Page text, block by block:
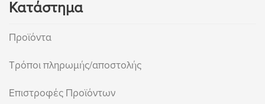
Κατάστημα
Προϊόντα
Τρόποι πληρωμής/αποστολής
Επιστροφές Προϊόντων